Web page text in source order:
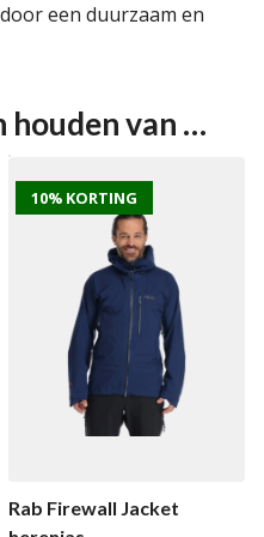
een duurzaam en
houden van …
10% KORTING
Rab Firewall Jacket